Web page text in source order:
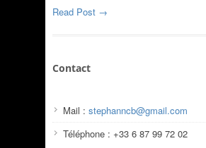
Read Post →
Contact
Mail : stephanncb@gmail.com
Téléphone : +33 6 87 99 72 02